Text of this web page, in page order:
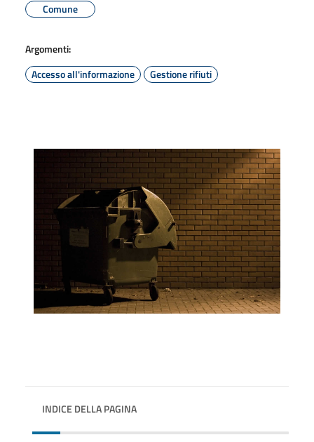
Comune
Argomenti:
Accesso all'informazione
Gestione rifiuti
INDICE DELLA PAGINA